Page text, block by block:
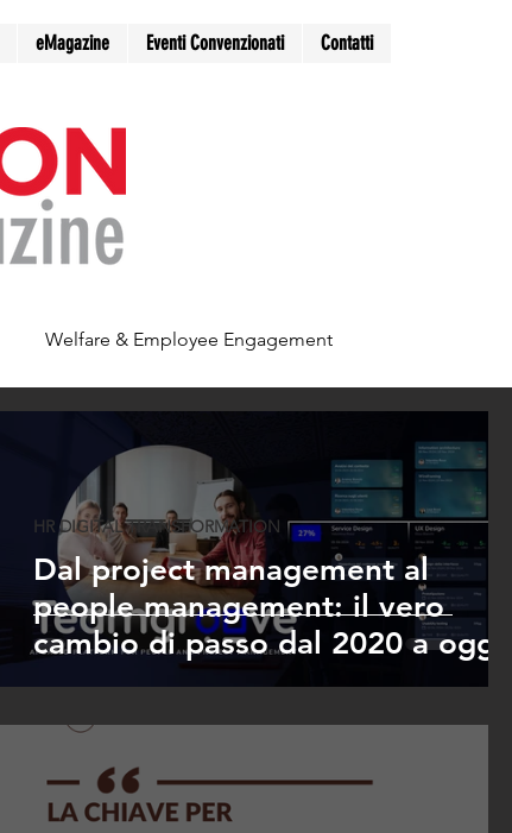
eMagazine Eventi Convenzionati Contatti
Welfare & Employee Engagement
Dal project management al
people management: il vero
cambio di passo dal 2020 a oggi
HR DIGITAL TRANSFORMATION